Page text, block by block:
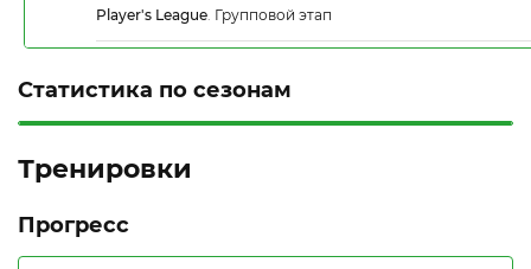
Player's League. Групповой этап
Статистика по сезонам
Тренировки
Прогресс